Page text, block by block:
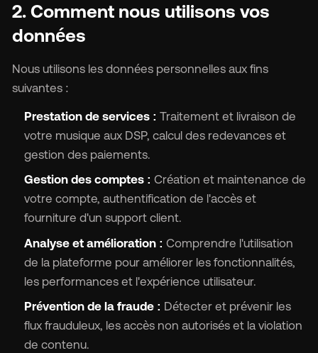
2. Comment nous utilisons vos
données
Nous utilisons les données personnelles aux fins
suivantes :
Prestation de services : Traitement et livraison de
votre musique aux DSP, calcul des redevances et
gestion des paiements.
Gestion des comptes : Création et maintenance de
votre compte, authentification de l'accès et
fourniture d'un support client.
Analyse et amélioration : Comprendre l'utilisation
de la plateforme pour améliorer les fonctionnalités,
les performances et l'expérience utilisateur.
Prévention de la fraude : Détecter et prévenir les
flux frauduleux, les accès non autorisés et la violation
de contenu.